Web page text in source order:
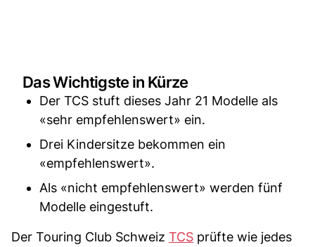
Das Wichtigste in Kürze
Der TCS stuft dieses Jahr 21 Modelle als
«sehr empfehlenswert» ein.
Drei Kindersitze bekommen ein
«empfehlenswert».
Als «nicht empfehlenswert» werden fünf
Modelle eingestuft.
Der Touring Club Schweiz TCS prüfte wie jedes